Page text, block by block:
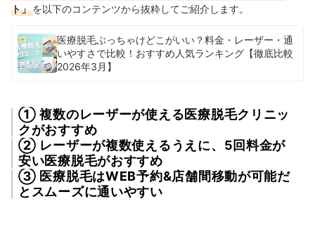
ト」を以下のコンテンツから抜粋してご紹介します。
医療脱毛ぶっちゃけどこがいい？料金・レーザー・通
いやすさで比較！おすすめ人気ランキング【徹底比較
2026年3月】
① 複数のレーザーが使える医療脱毛クリニッ
クがおすすめ
② レーザーが複数使えるうえに、5回料金が
安い医療脱毛がおすすめ
③ 医療脱毛はWEB予約&店舗間移動が可能だ
とスムーズに通いやすい